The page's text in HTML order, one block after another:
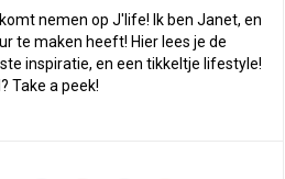
nemen op J'life! Ik ben Janet, en
te maken heeft! Hier lees je de
inspiratie, en een tikkeltje lifestyle!
Take a peek!